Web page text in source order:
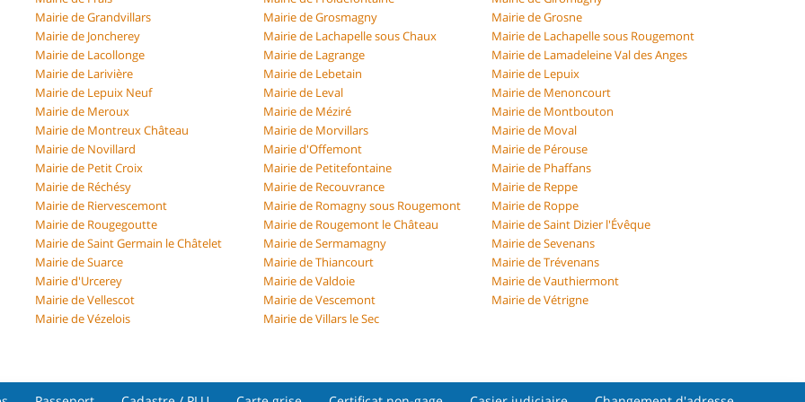
Mairie de Grandvillars
Mairie de Grosmagny
Mairie de Grosne
Mairie de Joncherey
Mairie de Lachapelle sous Chaux
Mairie de Lachapelle sous Rougemont
Mairie de Lacollonge
Mairie de Lagrange
Mairie de Lamadeleine Val des Anges
Mairie de Larivière
Mairie de Lebetain
Mairie de Lepuix
Mairie de Lepuix Neuf
Mairie de Leval
Mairie de Menoncourt
Mairie de Meroux
Mairie de Méziré
Mairie de Montbouton
Mairie de Montreux Château
Mairie de Morvillars
Mairie de Moval
Mairie de Novillard
Mairie d'Offemont
Mairie de Pérouse
Mairie de Petit Croix
Mairie de Petitefontaine
Mairie de Phaffans
Mairie de Réchésy
Mairie de Recouvrance
Mairie de Reppe
Mairie de Riervescemont
Mairie de Romagny sous Rougemont
Mairie de Roppe
Mairie de Rougegoutte
Mairie de Rougemont le Château
Mairie de Saint Dizier l'Évêque
Mairie de Saint Germain le Châtelet
Mairie de Sermamagny
Mairie de Sevenans
Mairie de Suarce
Mairie de Thiancourt
Mairie de Trévenans
Mairie d'Urcerey
Mairie de Valdoie
Mairie de Vauthiermont
Mairie de Vellescot
Mairie de Vescemont
Mairie de Vétrigne
Mairie de Vézelois
Mairie de Villars le Sec